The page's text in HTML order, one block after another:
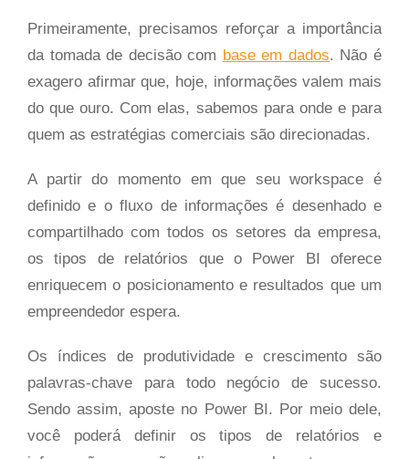
Primeiramente, precisamos reforçar a importância
da tomada de decisão com base em dados. Não é
exagero afirmar que, hoje, informações valem mais
do que ouro. Com elas, sabemos para onde e para
quem as estratégias comerciais são direcionadas.
A partir do momento em que seu workspace é
definido e o fluxo de informações é desenhado e
compartilhado com todos os setores da empresa,
os tipos de relatórios que o Power BI oferece
enriquecem o posicionamento e resultados que um
empreendedor espera.
Os índices de produtividade e crescimento são
palavras-chave para todo negócio de sucesso.
Sendo assim, aposte no Power BI. Por meio dele,
você poderá definir os tipos de relatórios e